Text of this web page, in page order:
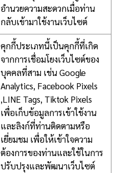
อำนวยความสะดวกเมื่อท่าน
กลับเข้ามาใช้งานเว็บไซต์
คุกกี้ประเภทนี้เป็นคุกกี้ที่เกิด
จากการเชื่อมโยงเว็บไซต์ของ
บุคคลที่สาม เช่น Google
Analytics, Facebook Pixels
,LINE Tags, Tiktok Pixels
เพื่อเก็บข้อมูลการเข้าใช้งาน
และลิงก์ที่ท่านติดตามหรือ
เยี่ยมชม เพื่อให้เข้าใจความ
ต้องการของท่านและใช้ในการ
ปรับปรุงและพัฒนาเว็บไซต์